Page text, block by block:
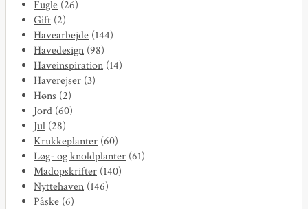
Fugle (26)
Gift (2)
Havearbejde (144)
Havedesign (98)
Haveinspiration (14)
Haverejser (3)
Høns (2)
Jord (60)
Jul (28)
Krukkeplanter (60)
Løg- og knoldplanter (61)
Madopskrifter (140)
Nyttehaven (146)
Påske (6)